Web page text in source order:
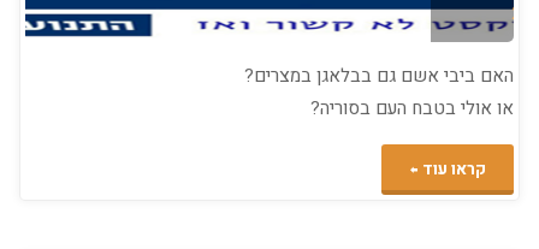
האם ביבי אשם גם בבלאגן במצרים?
או אולי בטבח העם בסוריה?
קראו עוד